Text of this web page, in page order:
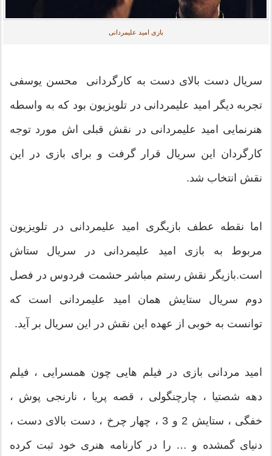
بازی امید علیمردانی
سریال دست بالای دست به کارگردانی محسن یوسفی
تجربه دیگر امید علیمردانی در تلویزیون بود که به واسطه
هنرنمایی امید علیمردانی در نقش قبلی اش مورد توجه
کارگردان این سریال قرار گرفت و برای بازی در این
نقش انتخاب شد.
اما نقطه عطف بازیگری امید علیمردانی در تلویزیون
مربوط به بازی امید علیمردانی در سریال ستاش
است.بازیگر نقش رستم مباشر حشمت فردوس در فصل
دوم سریال ستایش همان امید علیمردانی است که
توانست به خوبی از عهده این نقش در این سریال بر آید.
امید مردانی بازی در فیلم هایی چون همسرایی ، فیلم
دهه شصتیا ، چارچنگولی ، قصه پریا ، نارنجی پوش ،
خفگی ، ستایش 2 و 3 ، چهار چرخ ، دست بالای دست ،
دنیای گمشده و … را در کارنامه هنری خود ثبت کرده